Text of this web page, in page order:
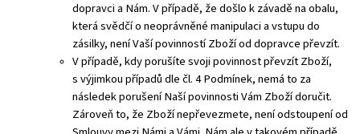
dopravci a Nám. V případě, že došlo k závadě na obalu,
která svědčí o neoprávněné manipulaci a vstupu do
zásilky, není Vaší povinností Zboží od dopravce převzít.
V případě, kdy porušíte svoji povinnost převzít Zboží,
s výjimkou případů dle čl. 4 Podmínek, nemá to za
následek porušení Naší povinnosti Vám Zboží doručit.
Zároveň to, že Zboží nepřevezmete, není odstoupení od